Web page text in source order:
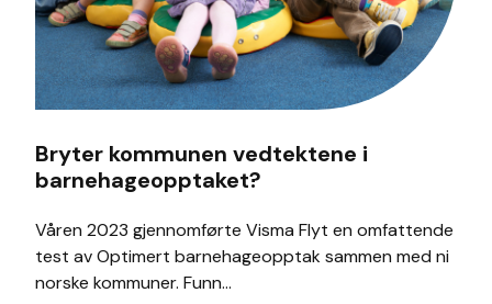
Bryter kommunen vedtektene i
barnehageopptaket?
Våren 2023 gjennomførte Visma Flyt en omfattende
test av Optimert barnehageopptak sammen med ni
norske kommuner. Funn...